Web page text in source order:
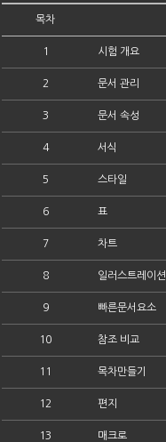
목차
1 시험 개요
2 문서 관리
3 문서 속성
4 서식
5 스타일
6 표
7 차트
8 일러스트레이션
9 빠른문서요소
10 참조 비교
11 목차만들기
12 편지
13 매크로